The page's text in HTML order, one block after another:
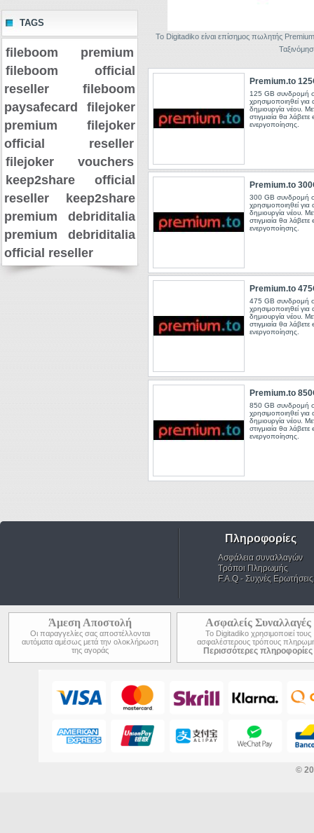
TAGS
fileboom premium
fileboom official
reseller
fileboom
paysafecard
filejoker
premium
filejoker
official reseller
filejoker vouchers
keep2share official
reseller
keep2share
premium
debriditalia
premium
debriditalia
official reseller
Το Digitadiko είναι επίσημος πωλητής
Premium.to
125 GB συνδρομή
χρησιμοποιηθεί
δημιουργία νέου.
στιγμιαία θα
ενεργοποίησης.
Premium.to
300 GB συνδρομή
χρησιμοποιηθεί
δημιουργία νέου.
στιγμιαία θα
ενεργοποίησης.
Premium.to
475 GB συνδρομή
χρησιμοποιηθεί
δημιουργία νέου.
στιγμιαία θα
ενεργοποίησης.
Premium.to
850 GB συνδρομή
χρησιμοποιηθεί
δημιουργία νέου.
στιγμιαία θα
ενεργοποίησης.
Πληροφορίες
Ασφάλεια συναλλαγών
Τρόποι Πληρωμής
F.A.Q - Συχνές Ερωτήσεις
Άμεση Αποστολή
Οι παραγγελίες σας αποστέλλονται
αυτόματα αμέσως μετά την ολοκλήρωση
της αγοράς
Ασφαλείς Συναλλαγές
Το Digitadiko χρησιμοποιεί τους
ασφαλέστερους τρόπους
Περισσότερες πληροφορίες
©